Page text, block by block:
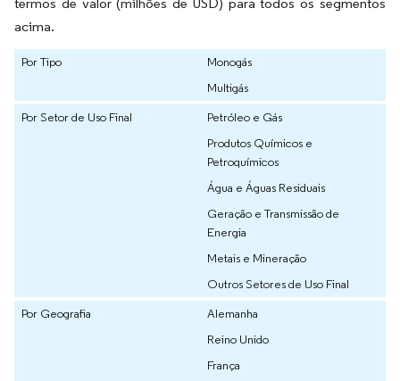
acima.
Por Tipo
Monogás
Multigás
Por Setor de Uso Final
Petróleo e Gás
Produtos Químicos e
Petroquímicos
Água e Águas Residuais
Geração e Transmissão de
Energia
Metais e Mineração
Outros Setores de Uso Final
Por Geografia
Alemanha
Reino Unido
França